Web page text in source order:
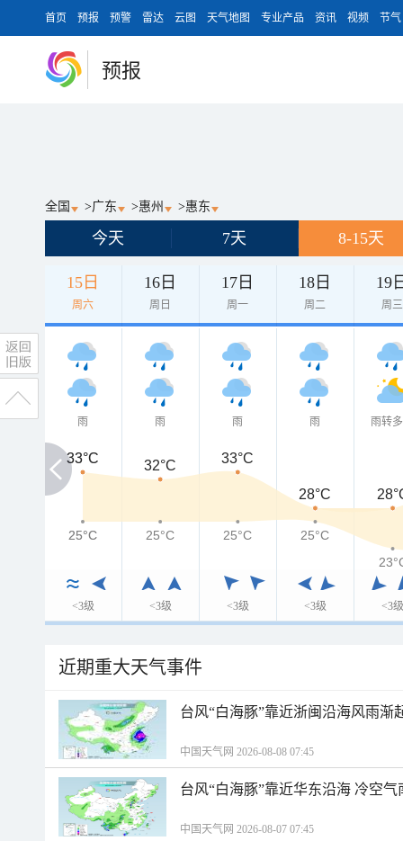
首页 预报 预警 雷达 云图 天气地图 专业产品 资讯 视频 节气
预报
全国 >广东 >惠州 >惠东
今天 7天 8-15天
15日
周六
16日
周日
17日
周一
18日
周二
19
周三
雨
<3级
雨
<3级
雨
<3级
雨
<3级
雨转
<3级
33°C
33°C 32°C 33°C
28°C
25°C
25°C 25°C 25°C
25°C
近期重大天气事件
台风“白海豚”靠近浙闽沿海风雨渐
中国天气网 2026-08-08 07:45
台风“白海豚”靠近华东沿海 冷空
中国天气网 2026-08-07 07:45